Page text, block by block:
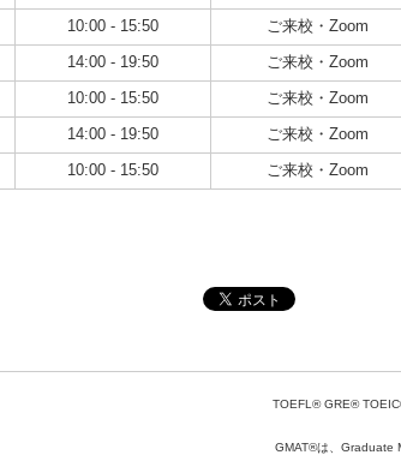
10:00 - 15:50
ご来校・Zoom
14:00 - 19:50
ご来校・Zoom
10:00 - 15:50
ご来校・Zoom
14:00 - 19:50
ご来校・Zoom
10:00 - 15:50 ご来校・Zoom
TOEFL® GRE®
GMAT®は、Graduate